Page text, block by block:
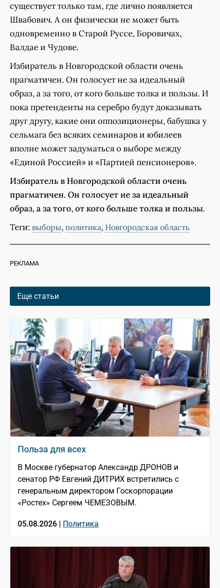
существует только там, где лично появляется
Швабович. А он физически не может быть
одновременно в Старой Руссе, Боровичах,
Валдае и Чудове.
Избиратель в Новгородской области очень
прагматичен. Он голосует не за идеальный
образ, а за того, от кого больше толка и пользы. И
пока претенденты на серебро будут доказывать
друг другу, какие они оппозиционеры, бабушка у
сельмага без всяких семинаров и юбилеев
вполне может задуматься о выборе между
«Единой Россией» и «Партией пенсионеров».
Избиратель в Новгородской области очень
прагматичен. Он голосует не за идеальный
образ, а за того, от кого больше толка и пользы.
Теги: выборы, политика, Новгородская область
РЕКЛАМА
Еще статьи
Польза для всех
В Москве губернатор Александр ДРОНОВ и
сенатор РФ Евгений ДИТРИХ встретились с
генеральным директором Госкорпорации
«Ростех» Сергеем ЧЕМЕЗОВЫМ.
05.08.2026 | Политика